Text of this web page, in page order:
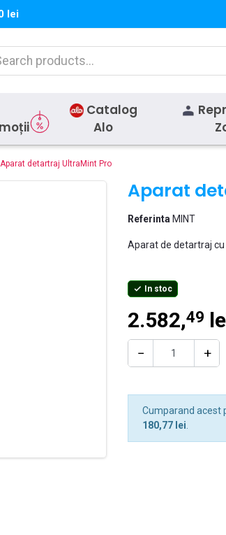
lei
Catalog
Alo
Aparat detartraj UltraMint Pro
Aparat
Referinta MINT
Aparat de detartraj
 In stoc
2.582,49
− +
Cumparand acest
180,77 lei